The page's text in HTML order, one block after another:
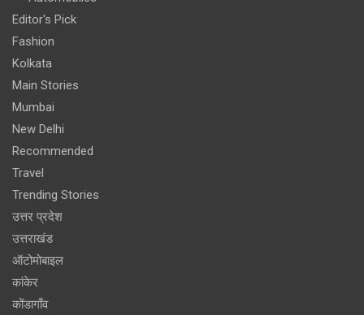
Editor's Pick
Fashion
Kolkata
Main Stories
Mumbai
New Delhi
Recommended
Travel
Trending Stories
उत्तर प्रदेश
उत्तराखंड
ऑटोमोबाइल
कांकेर
कोंडागाँव